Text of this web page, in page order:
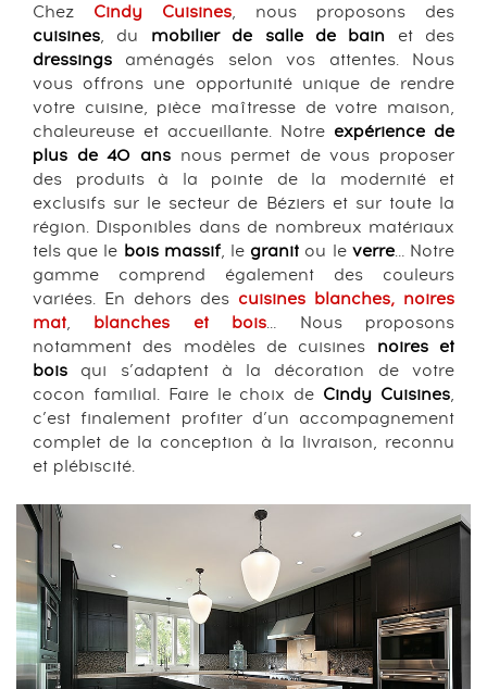
Chez Cindy Cuisines, nous proposons des
cuisines, du mobilier de salle de bain et des
dressings aménagés selon vos attentes. Nous
vous offrons une opportunité unique de rendre
votre cuisine, pièce maîtresse de votre maison,
chaleureuse et accueillante. Notre expérience de
plus de 40 ansnous permet de vous proposer
des produits à la pointe de la modernité et
exclusifs sur le secteur de Béziers et sur toute la
région. Disponibles dans de nombreux matériaux
tels que le bois massif, legranit ou le verre… Notre
gamme comprend également des couleurs
variées. En dehors des cuisines blanches, noires
mat, blanches et bois… Nous proposons
notamment des modèles de cuisines noires et
bois qui s’adaptent à la décoration de votre
cocon familial. Faire le choix de Cindy Cuisines,
c’est finalement profiter d’un accompagnement
complet de la conception à la livraison, reconnu
et plébiscité.